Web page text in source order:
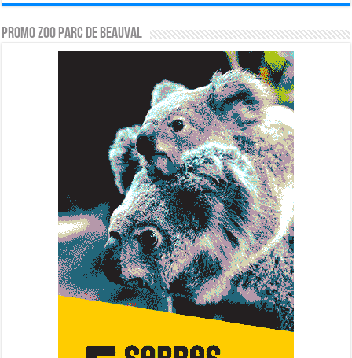
PROMO ZOO PARC DE BEAUVAL